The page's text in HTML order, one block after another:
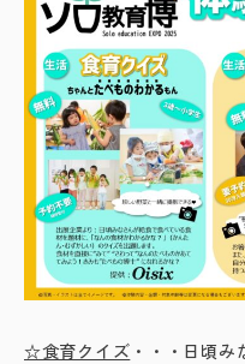
☆食育クイズ ・・・日頃